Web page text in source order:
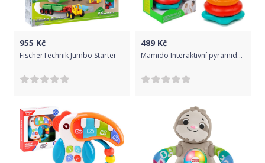
955 Kč
FischerTechnik Jumbo Starter
489 Kč
Mamido Interaktivní pyramida s kačenkou